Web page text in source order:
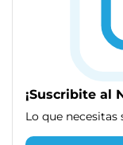
¡Suscribite al
Lo que necesitas